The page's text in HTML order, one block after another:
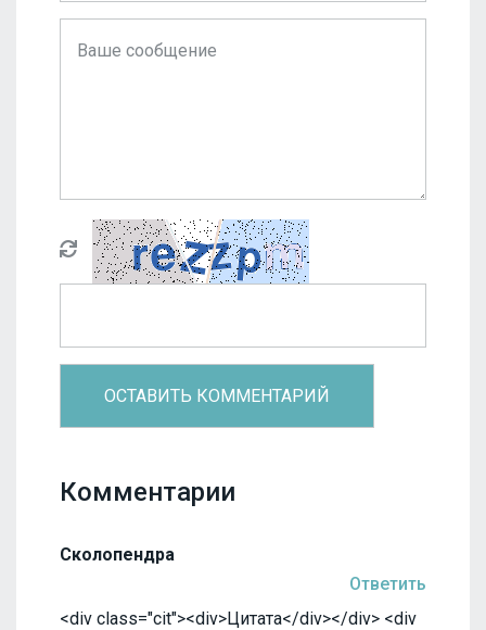
Комментарии
Сколопендра
Ответить
<div class="cit"><div>Цитата</div></div> <div